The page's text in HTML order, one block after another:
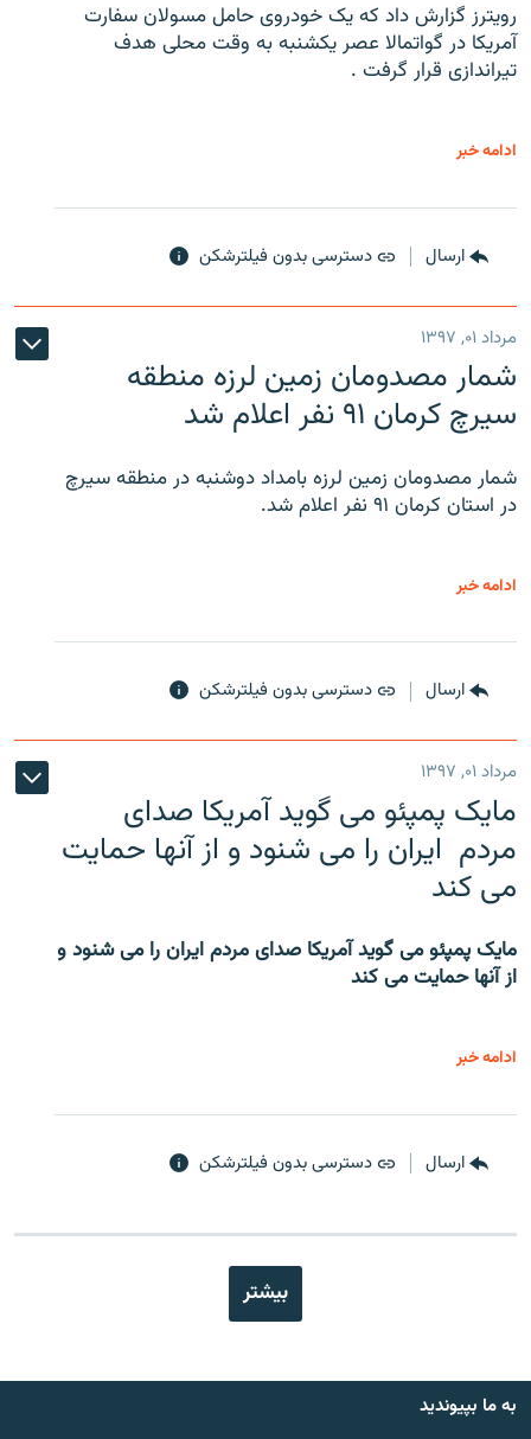
رویترز گزارش داد که یک خودروی حامل مسولان سفارت
آمریکا در گواتمالا عصر یکشنبه به وقت محلی هدف
تیراندازی قرار گرفت .
ادامه خبر
ارسال دسترسی بدون فیلترشکن
مرداد ۰۱, ۱۳۹۷
شمار مصدومان زمین لرزه منطقه
سیرچ کرمان ۹۱ نفر اعلام شد
شمار مصدومان زمین لرزه بامداد دوشنبه در منطقه سیرچ
در استان کرمان ۹۱ نفر اعلام شد.
ادامه خبر
ارسال دسترسی بدون فیلترشکن
مرداد ۰۱, ۱۳۹۷
مایک پمپئو می گوید آمریکا صدای
مردم ایران را می شنود و از آنها حمایت
می کند
مایک پمپئو می گوید آمریکا صدای مردم ایران را می شنود و
از آنها حمایت می کند
ادامه خبر
ارسال دسترسی بدون فیلترشکن
بیشتر
به ما بپیوندید